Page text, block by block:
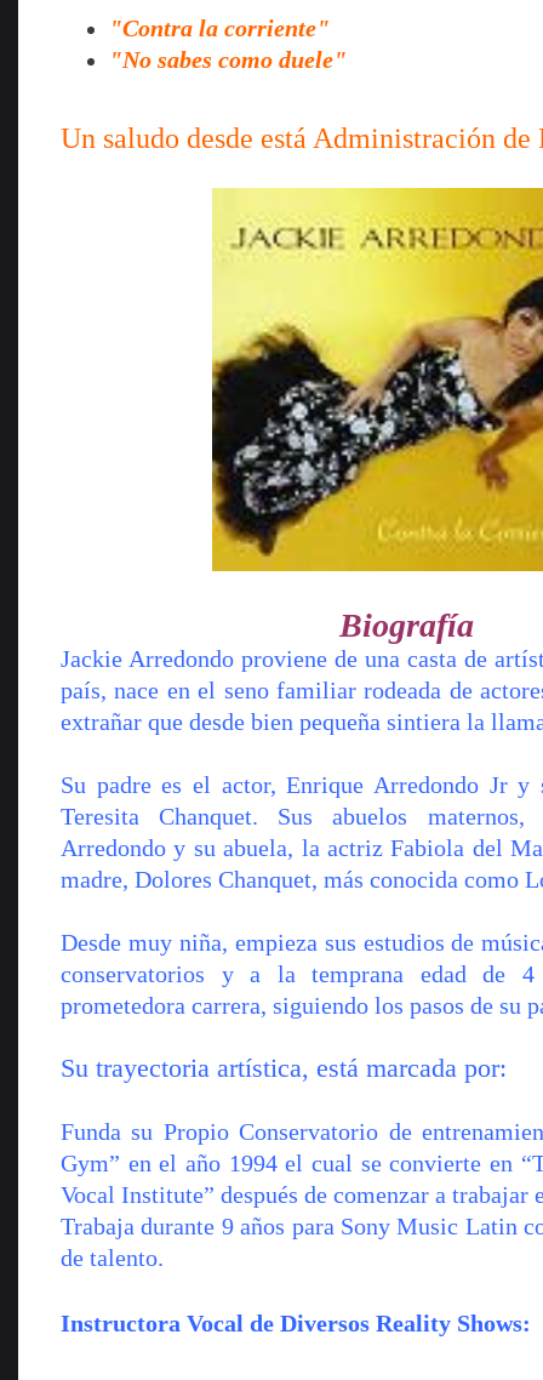
"Contra la corriente"
"No sabes como duele"
Un saludo desde está Administración
Biografía
Jackie Arredondo proviene de una casta de
país, nace en el seno familiar rodeada de
extrañar que desde bien pequeña sintiera la
Su padre es el actor, Enrique Arredondo Jr y
Teresita Chanquet. Sus abuelos
Arredondo y su abuela, la actriz Fabiola del
madre, Dolores Chanquet, más conocida como
Desde muy niña, empieza sus estudios de
conservatorios y a la temprana edad de 4
prometedora carrera, siguiendo los pasos de su
Su trayectoria artística, está marcada por:
Funda su Propio Conservatorio de
Gym” en el año 1994 el cual se convierte en
Vocal Institute” después de comenzar a trabajar
Trabaja durante 9 años para Sony Music Latin
de talento.
Instructora Vocal de Diversos Reality Shows: